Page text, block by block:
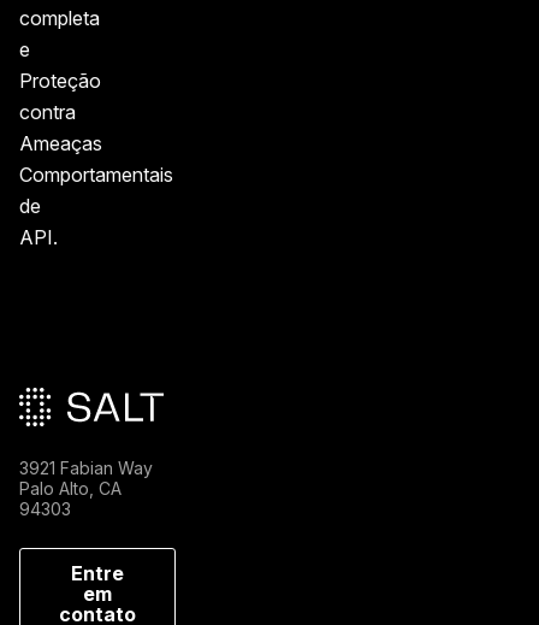
completa
e
Proteção
contra
Ameaças
Comportamentais
de
API.
3921 Fabian Way
Palo Alto, CA
94303
Entre
em
contato